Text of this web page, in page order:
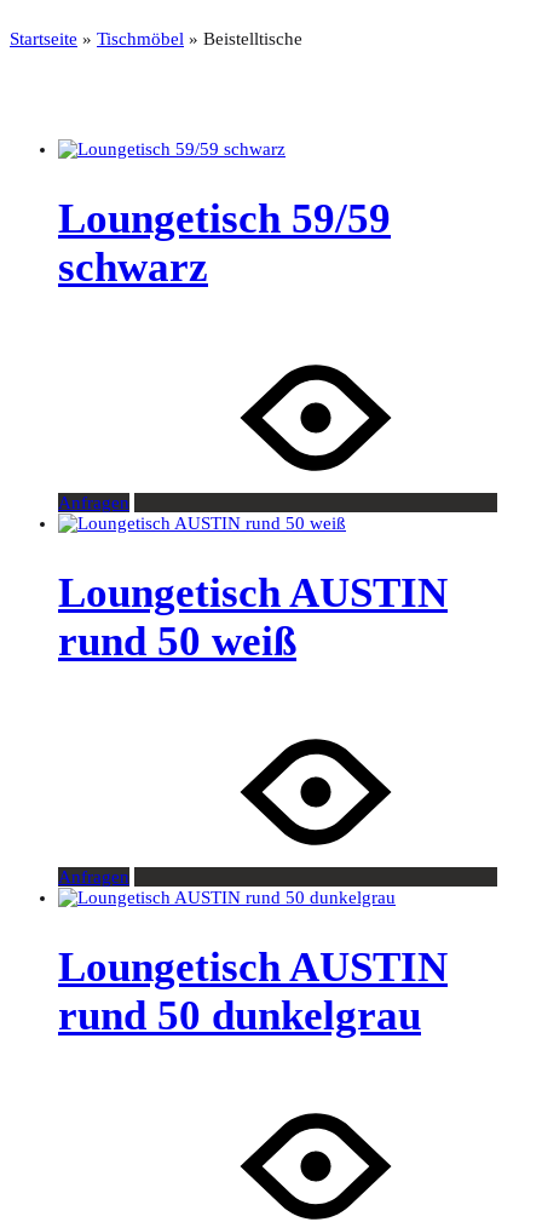
Startseite » Tischmöbel » Beistelltische
Loungetisch 59/59
schwarz
Anfragen
Loungetisch AUSTIN
rund 50 weiß
Anfragen
Loungetisch AUSTIN
rund 50 dunkelgrau